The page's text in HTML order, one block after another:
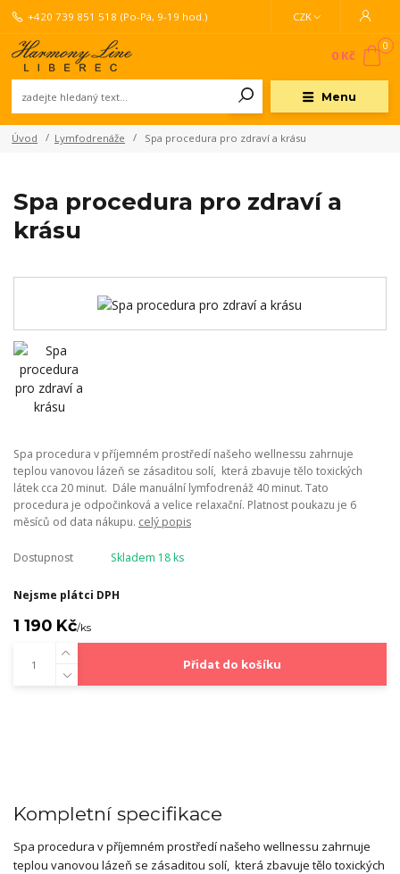
Menu
CZK
+420 739 851 518 (Po-Pá, 9-19 hod.)
0
0 Kč
Úvod Lymfodrenáže Spa procedura pro zdraví a krásu
Spa procedura pro zdraví a
krásu
Spa procedura v příjemném prostředí našeho wellnessu zahrnuje
teplou vanovou lázeň se zásaditou solí, která zbavuje tělo toxických
látek cca 20 minut. Dále manuální lymfodrenáž 40 minut. Tato
procedura je odpočinková a velice relaxační. Platnost poukazu je 6
měsíců od data nákupu. celý popis
Dostupnost Skladem 18 ks
Nejsme plátci DPH
1 190 Kč/ks
Přidat do košíku
Kompletní specifikace
Spa procedura v příjemném prostředí našeho wellnessu zahrnuje
teplou vanovou lázeň se zásaditou solí, která zbavuje tělo toxických